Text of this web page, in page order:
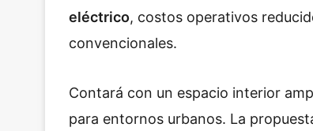
eléctrico, costos operativos
convencionales.
Contará con un espacio interior
para entornos urbanos. La